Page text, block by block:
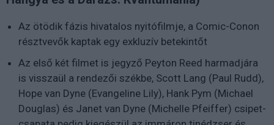
Az ötödik fázis hivatalos nyitófilmje, a Comic-Conon
résztvevők kaptak egy exkluzív betekintőt
Az első két filmet is jegyző Peyton Reed harmadjára
is visszaül a rendezői székbe, Scott Lang (Paul Rudd),
Hope van Dyne (Evangeline Lily), Hank Pym (Michael
Douglas) és Janet van Dyne (Michelle Pfeiffer) csipet-